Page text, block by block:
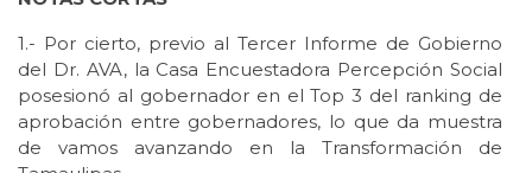
1.- Por cierto, previo al Tercer Informe de Gobierno
del Dr. AVA, la Casa Encuestadora Percepción Social
posesionó al gobernador en el Top 3 del ranking de
aprobación entre gobernadores, lo que da muestra
de vamos avanzando en la Transformación de